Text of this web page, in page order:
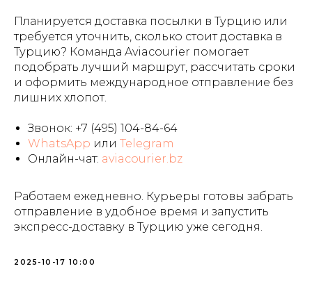
Планируется доставка посылки в Турцию или
требуется уточнить, сколько стоит доставка в
Турцию? Команда Aviacourier помогает
подобрать лучший маршрут, рассчитать сроки
и оформить международное отправление без
лишних хлопот.
Звонок: +7 (495) 104-84-64
WhatsApp или Telegram
Онлайн-чат: aviacourier.bz
Работаем ежедневно. Курьеры готовы забрать
отправление в удобное время и запустить
экспресс-доставку в Турцию уже сегодня.
2025-10-17 10:00